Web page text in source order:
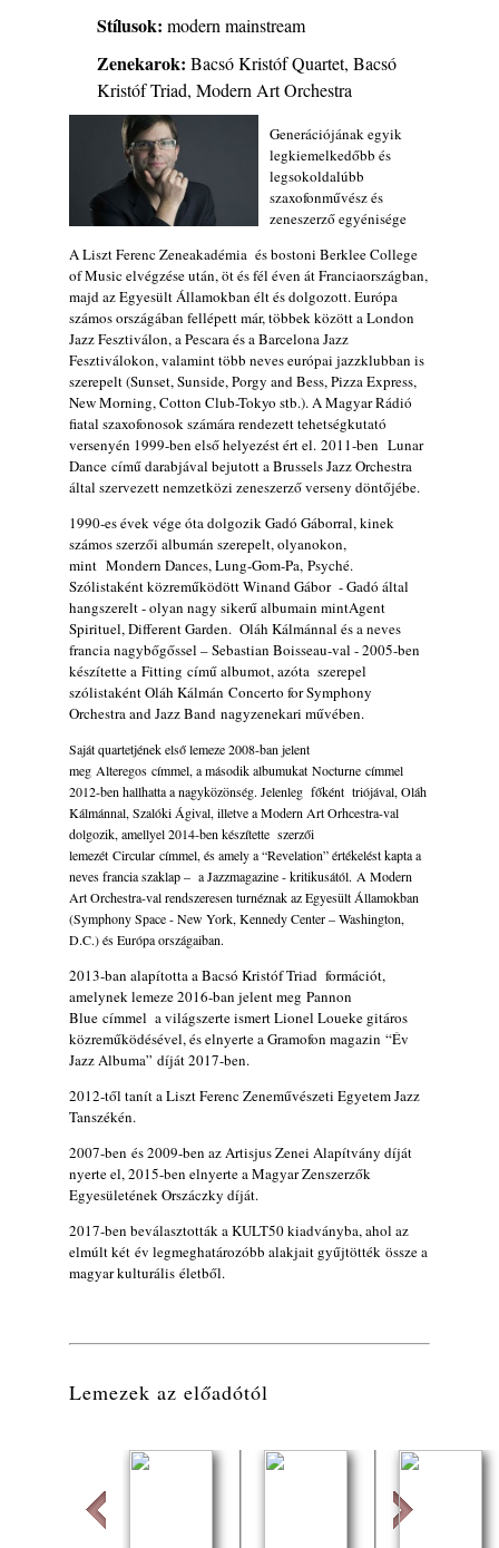
Magyar Jazz ABC – 541. rész: Juhász
2026. augusztus 05.
Jazz-rock albumok 1983-ból - John Scofield
„Out like a Light”
2026. augusztus 05.
Jazz-rock albumok 1982-ből - John Scofield
„Shinola”
2026. augusztus 04.
Kikkel beszéltem 2.0 – 5. rész: D
2026. augusztus 04.
Lemezek a hatvanas-hetvenes évekből - 84.
rész: Irving Ashby – Memoirs
2026. augusztus 04.
10 éve halt meg lapunk főszerkesztő-
helyettese, Csányi Attila
2026. augusztus 04.
45 éve történt… Jazz-rock albumok 1981-
2026. augusztus 03.
Jazz a Márványteremben – Mizar (2008.
január 4.)
2026. augusztus 03.
Gondolataim - 2026 (XI. évfolyam - 8. rész)
2026. augusztus 02.
A 21. században meghalt magyar jazz
2026. augusztus 02.
Exkluzív interjú Bóna Lászlóval
2026. augusztus 01.
Ma 40 éves Gyarmati Gábor és 54 éves
Florian Ross
2026. augusztus 01.
Vér, tornádó és jazz – megjelent a Daveform
Quintet és Kurt Rosenwinkel közös
lemezének új előfutára, a Sharknado
2026. július 31.
Magyar jazzmuzsikus szülők és zenész
gyermekeik – 42. rész: Vörös László +
2026. július 30.
Szabolcs
2026. július 25.
2026. július 25.
FREE JAZZ ALBUMS 2026 - 134. rész
2026. július 13.
Stílusok: modern mainstream
Zenekarok: Bacsó Kristóf Quartet, Bacsó
Kristóf Triad, Modern Art Orchestra
Generációjának egyik
legkiemelkedőbb és
legsokoldalúbb
szaxofonművész és
zeneszerző egyénisége
A Liszt Ferenc Zeneakadémia és bostoni Berklee College
of Music elvégzése után, öt és fél éven át Franciaországban,
majd az Egyesült Államokban élt és dolgozott. Európa
számos országában fellépett már, többek között a London
Jazz Fesztiválon, a Pescara és a Barcelona Jazz
Fesztiválokon, valamint több neves európai jazzklubban is
szerepelt (Sunset, Sunside, Porgy and Bess, Pizza Express,
New Morning, Cotton Club-Tokyo stb.). A Magyar Rádió
fiatal szaxofonosok számára rendezett tehetségkutató
versenyén 1999-ben első helyezést ért el. 2011-ben Lunar
Dance című darabjával bejutott a Brussels Jazz Orchestra
által szervezett nemzetközi zeneszerző verseny döntőjébe.
1990-es évek vége óta dolgozik Gadó Gáborral, kinek
számos szerzői albumán szerepelt, olyanokon,
mint Mondern Dances, Lung-Gom-Pa, Psyché.
Szólistaként közreműködött Winand Gábor - Gadó által
hangszerelt - olyan nagy sikerű albumain mintAgent
Spirituel, Different Garden. Oláh Kálmánnal és a neves
francia nagybőgőssel – Sebastian Boisseau-val - 2005-ben
készítette a Fitting című albumot, azóta szerepel
szólistaként Oláh Kálmán Concerto for Symphony
Orchestra and Jazz Band nagyzenekari művében.
Saját quartetjének első lemeze 2008-ban jelent
meg Alteregos címmel, a második albumukat Nocturne címmel
2012-ben hallhatta a nagyközönség. Jelenleg főként triójával, Oláh
Kálmánnal, Szalóki Ágival, illetve a Modern Art Orhcestra-val
dolgozik, amellyel 2014-ben készítette szerzői
lemezét Circular címmel, és amely a “Revelation” értékelést kapta a
neves francia szaklap – a Jazzmagazine - kritikusától. A Modern
Art Orchestra-val rendszeresen turnéznak az Egyesült Államokban
(Symphony Space - New York, Kennedy Center – Washington,
D.C.) és Európa országaiban.
2013-ban alapította a Bacsó Kristóf Triad formációt,
amelynek lemeze 2016-ban jelent meg Pannon
Blue címmel a világszerte ismert Lionel Loueke gitáros
közreműködésével, és elnyerte a Gramofon magazin “Év
Jazz Albuma” díját 2017-ben.
2012-től tanít a Liszt Ferenc Zeneművészeti Egyetem Jazz
Tanszékén.
2007-ben és 2009-ben az Artisjus Zenei Alapítvány díját
nyerte el, 2015-ben elnyerte a Magyar Zenszerzők
Egyesületének Orszáczky díját.
2017-ben beválasztották a KULT50 kiadványba, ahol az
elmúlt két év legmeghatározóbb alakjait gyűjtötték össze a
magyar kulturális életből.
Lemezek az előadótól